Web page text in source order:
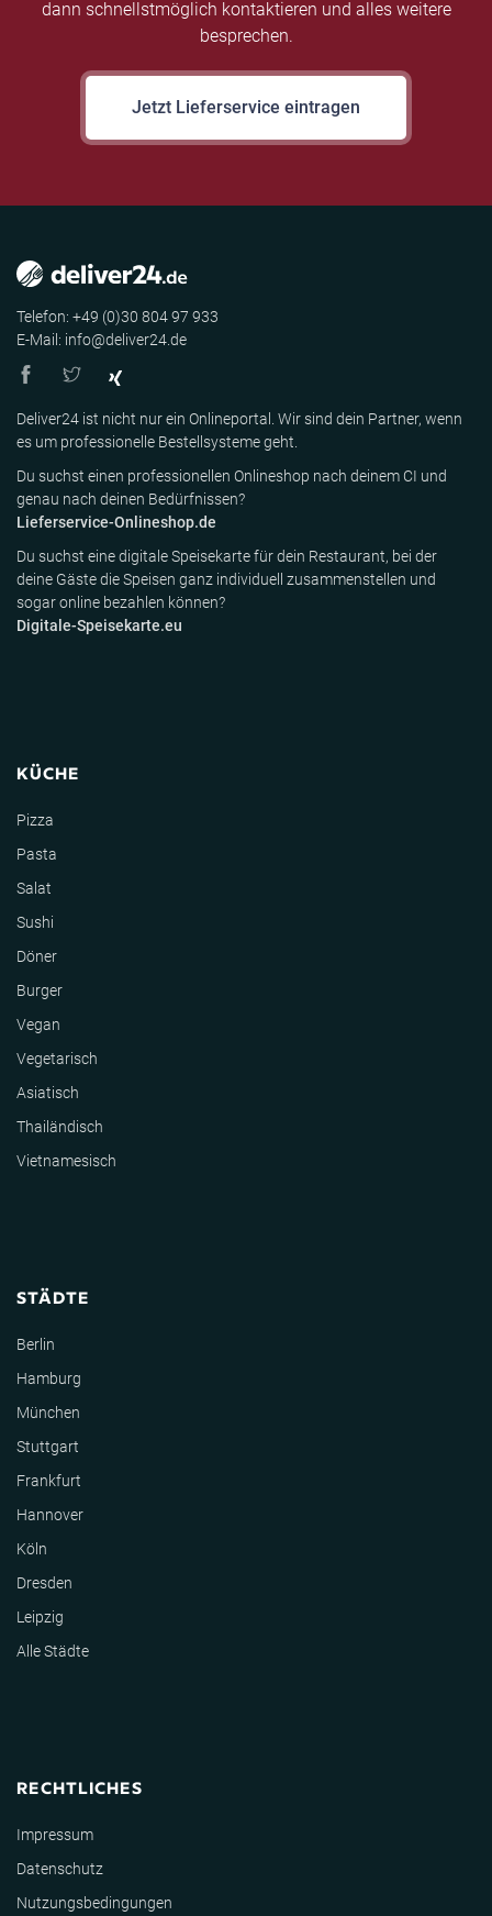
dann schnellstmöglich kontaktieren und alles weitere
besprechen.
Jetzt Lieferservice eintragen
Telefon: +49 (0)30 804 97 933
E-Mail: info@deliver24.de
Deliver24 ist nicht nur ein Onlineportal. Wir sind dein Partner, wenn
es um professionelle Bestellsysteme geht.
Du suchst einen professionellen Onlineshop nach deinem CI und
genau nach deinen Bedürfnissen?
Lieferservice-Onlineshop.de
Du suchst eine digitale Speisekarte für dein Restaurant, bei der
deine Gäste die Speisen ganz individuell zusammenstellen und
sogar online bezahlen können?
Digitale-Speisekarte.eu
KÜCHE
Pizza
Pasta
Salat
Sushi
Döner
Burger
Vegan
Vegetarisch
Asiatisch
Thailändisch
Vietnamesisch
STÄDTE
Berlin
Hamburg
München
Stuttgart
Frankfurt
Hannover
Köln
Dresden
Leipzig
Alle Städte
RECHTLICHES
Impressum
Datenschutz
Nutzungsbedingungen